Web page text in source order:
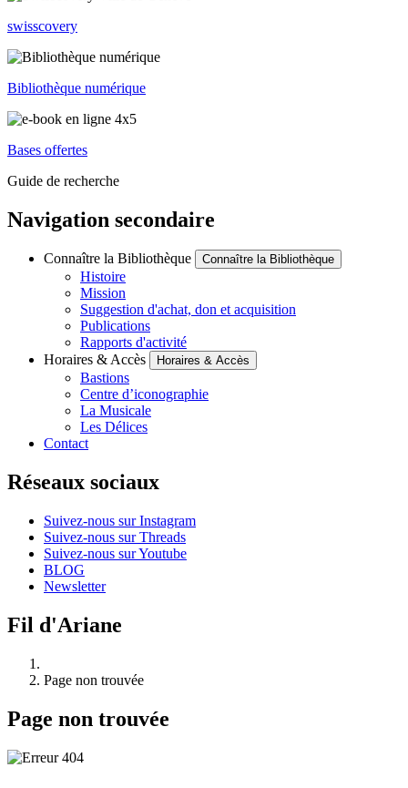
swisscovery
Bibliothèque numérique
Bases offertes
Guide de recherche
Navigation secondaire
Connaître la Bibliothèque Connaître la Bibliothèque
Histoire
Mission
Suggestion d'achat, don et acquisition
Publications
Rapports d'activité
Horaires & Accès
Horaires & Accès
Bastions
Centre d’iconographie
La Musicale
Les Délices
Contact
Réseaux sociaux
Suivez-nous sur Instagram
Suivez-nous sur Threads
Suivez-nous sur Youtube
BLOG
Newsletter
Fil d'Ariane
Page non trouvée
Page non trouvée